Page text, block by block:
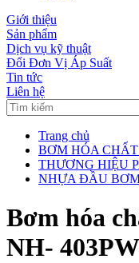
Giới thiệu
Sản phẩm
Dịch vụ kỹ thuật
Đổi Đơn Vị Áp Suất
Tin tức
Liên hệ
Trang chủ
BƠM HÓA
THƯƠNG HIỆU
NHỰA ĐẦU
Bơm hóa
NH-